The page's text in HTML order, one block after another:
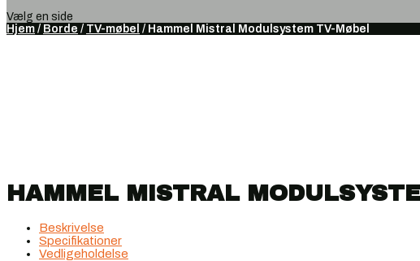
Vælg en side
Hjem / Borde / TV-møbel / Hammel Mistral Modulsystem TV-Møbel
HAMMEL MISTRAL
Beskrivelse
Specifikationer
Vedligeholdelse